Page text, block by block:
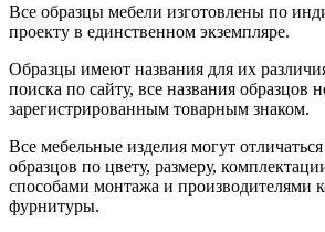
Все образцы мебели изготовлены по
проекту в единственном экземпляре.
Образцы имеют названия для их
поиска по сайту, все названия образцов
зарегистрированным товарным знаком.
Все мебельные изделия могут
образцов по цвету, размеру,
способами монтажа и производителями
фурнитуры.